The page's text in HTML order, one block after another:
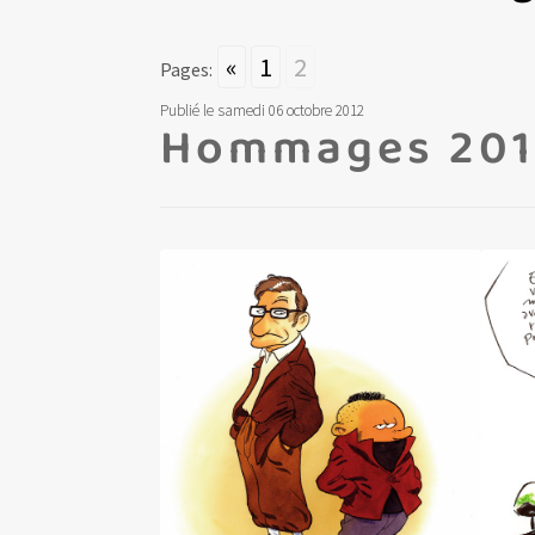
Pages: « 1 2
Publié le samedi 06 octobre 2012
Hommages